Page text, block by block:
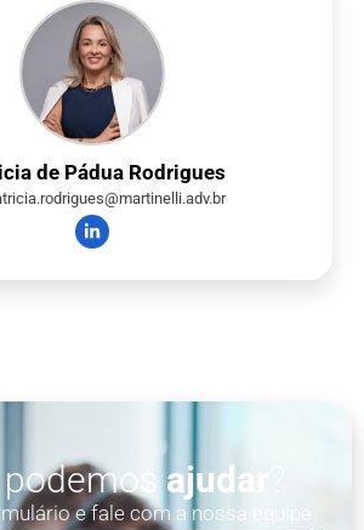
de Pádua Rodrigues
ajudar
e fale com a nossa equipe.